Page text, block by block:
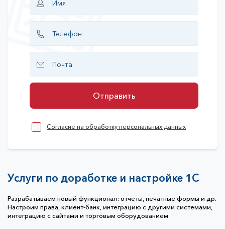
Отправить
Отправить
Согласие на обработку персональных данных
Услуги по доработке и настройке 1С
Разрабатываем новый функционал: отчеты, печатные формы и др.
Настроим права, клиент-банк,интеграцию с другими системами,
интеграцию с сайтами и торговым оборудованием